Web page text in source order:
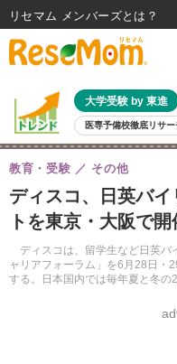
大学受験 by 東進
医専予備校徹底リサー
親子で考える大学選び 高校受験
共通テスト 夏休み
8月開催イベント・WS 全国公立
自由研究教材（小学生向け） 自
ディスコ、日英バ
トを東京・大阪で開
ディスコは、留学生など日英バ
ャリアフォーラム」を6月28日・
する。日本国内では毎年夏と冬の
教育・受験 その他
リセマム メンバーズ